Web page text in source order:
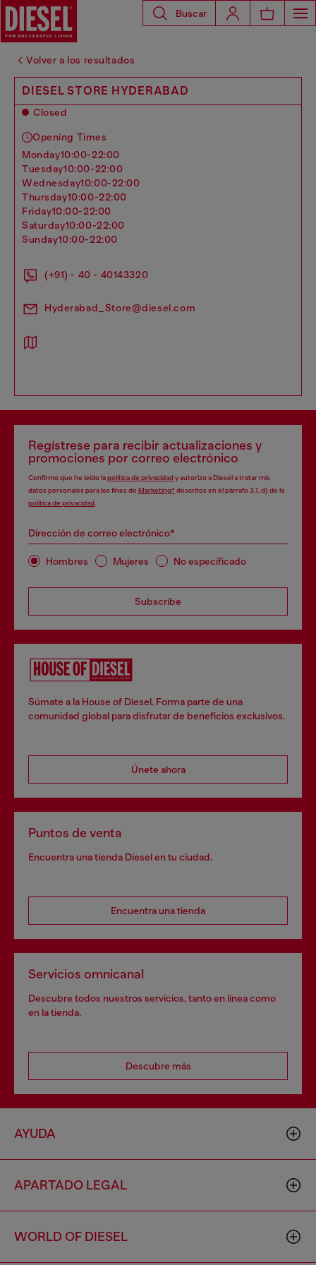
Buscar
Volver a los resultados
DIESEL STORE HYDERABAD
Closed
Opening Times
monday10:00-22:00
tuesday10:00-22:00
wednesday10:00-22:00
thursday10:00-22:00
friday10:00-22:00
saturday10:00-22:00
sunday10:00-22:00
(+91) - 40 - 40143320
Hyderabad_Store@diesel.com
Regístrese para recibir actualizaciones y
promociones por correo electrónico
Confirmo que he leído lapolítica de privacidady autorizo a Diesel a tratar mis
datos personales para los fines de Marketing*descritos en el párrafo 3.1, d) de la
política de privacidad
Dirección de correo electrónico*
Hombres Mujeres No especificado
Subscribe
Súmate a la House of Diesel. Forma parte de una
comunidad global para disfrutar de beneficios exclusivos.
Únete ahora
Puntos de venta
Encuentra una tienda Diesel en tu ciudad.
Encuentra una tienda
Servicios omnicanal
Descubre todos nuestros servicios, tanto en línea como
en la tienda.
Descubre más
AYUDA
APARTADO LEGAL
WORLD OF DIESEL